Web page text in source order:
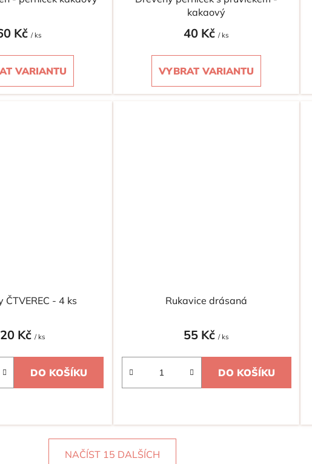
Kč / ks
VARIANTU
kakaový
40 Kč/ ks
VYBRAT VARIANTU
ČTVEREC - 4 ks
Kč / ks
DO KOŠÍKU
Rukavice drásaná
55 Kč/ ks
DO KOŠÍKU
NAČÍST 15 DALŠÍCH